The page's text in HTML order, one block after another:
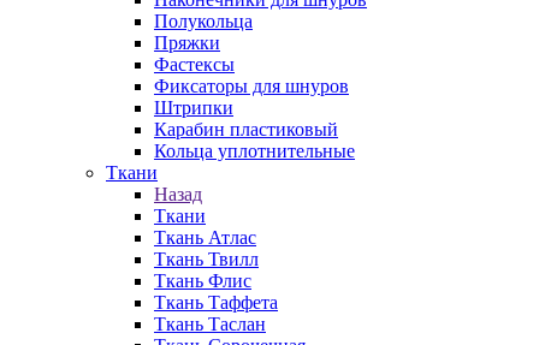
Полукольца
Пряжки
Фастексы
Фиксаторы для шнуров
Штрипки
Карабин пластиковый
Кольца уплотнительные
Ткани
Назад
Ткани
Ткань Атлас
Ткань Твилл
Ткань Флис
Ткань Таффета
Ткань Таслан